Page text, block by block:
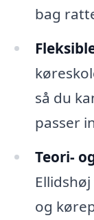
bag
så du
passer
Teori-
og